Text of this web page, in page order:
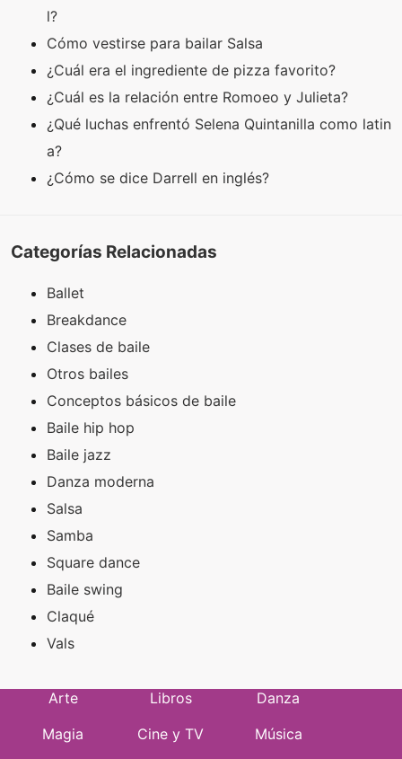
l?
Cómo vestirse para bailar Salsa
¿Cuál era el ingrediente de pizza favorito?
¿Cuál es la relación entre Romoeo y Julieta?
¿Qué luchas enfrentó Selena Quintanilla como latin
a?
¿Cómo se dice Darrell en inglés?
Categorías Relacionadas
Ballet
Breakdance
Clases de baile
Otros bailes
Conceptos básicos de baile
Baile hip hop
Baile jazz
Danza moderna
Salsa
Samba
Square dance
Baile swing
Claqué
Vals
Arte Libros
Danza
Magia
Cine y TV Música